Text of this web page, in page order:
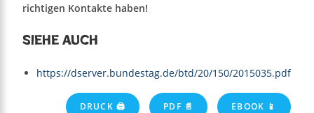
richtigen Kontakte haben!
Siehe auch
https://dserver.bundestag.de/btd/20/150/2015035.pdf
DRUCK 🖨 PDF 📄 EBOOK 📱